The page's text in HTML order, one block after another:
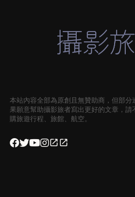
本站內容全部為原創且無贊助商，但部分
果願意幫助攝影旅者寫出更好的文章，請
購旅遊行程、旅館、航空。